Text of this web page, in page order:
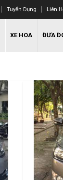
Tuyển Dụng Liên
XE HOA ĐƯA